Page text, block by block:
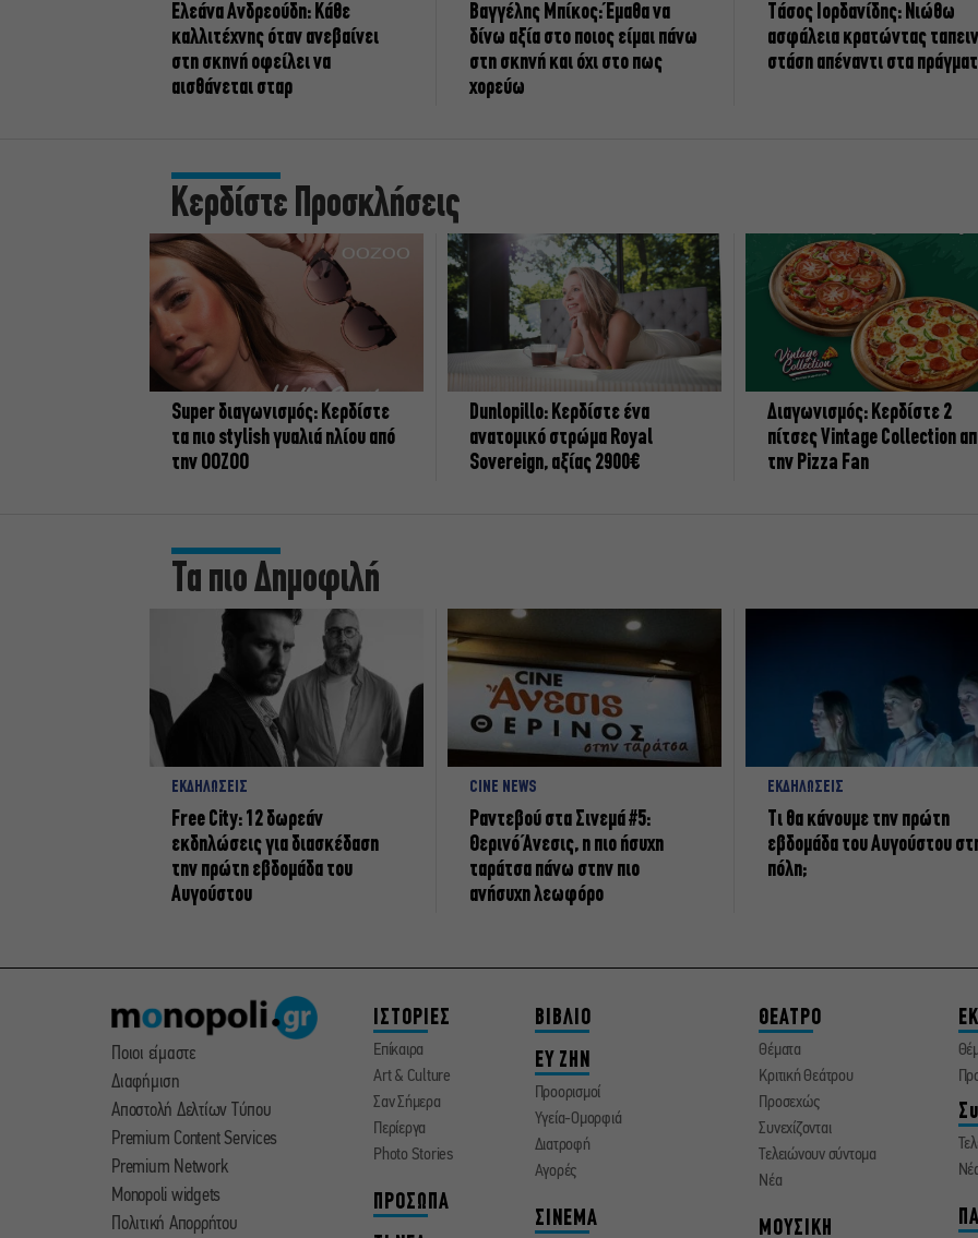
Ελεάνα Ανδρεούδη: Κάθε
καλλιτέχνης όταν ανεβαίνει
στη σκηνή οφείλει να
αισθάνεται σταρ
Βαγγέλης Μπίκος: Έμαθα να
δίνω αξία στο ποιος είμαι πάνω
στη σκηνή και όχι στο πως
χορεύω
Tάσος Ιορδανίδης: Νιώθω
ασφάλεια κρατώντας
στάση απέναντι στα
Κερδίστε Προσκλήσεις
Super διαγωνισμός: Κερδίστε
τα πιο stylish γυαλιά ηλίου από
την OOZOO
Dunlopillo: Κερδίστε ένα
ανατομικό στρώμα Royal
Sovereign, αξίας 2900€
Διαγωνισμός: Κερδίστε 2
πίτσες Vintage Collection
την Pizza Fan
Τα πιο Δημοφιλή
ΕΚΔΗΛΩΣΕΙΣ
Free City: 12 δωρεάν
εκδηλώσεις για διασκέδαση
την πρώτη εβδομάδα του
Αυγούστου
CINE NEWS
Ραντεβού στα Σινεμά #5:
Θερινό Άνεσις, η πιο ήσυχη
ταράτσα πάνω στην πιο
ανήσυχη λεωφόρο
ΕΚΔΗΛΩΣΕΙΣ
Τι θα κάνουμε την πρώτη
εβδομάδα του Αυγούστου
πόλη;
Ποιοι είμαστε
Διαφήμιση
Αποστολή Δελτίων Τύπου
Premium Content Services
Premium Network
Monopoli widgets
Πολιτική Απορρήτου
ΙΣΤΟΡΙΕΣ
Επίκαιρα
Art & Culture
Σαν Σήμερα
Περίεργα
Photo Stories
ΠΡΟΣΩΠΑ
ΒΙΒΛΙΟ
ΕΥ ΖΗΝ
Προορισμοί
Υγεία-Ομορφιά
Διατροφή
Αγορές
ΣΙΝΕΜΑ
ΘΕΑΤΡΟ
Θέματα
Κριτική Θεάτρου
Προσεχώς
Συνεχίζονται
Τελειώνουν σύντομα
Νέα
ΜΟΥΣΙΚΗ